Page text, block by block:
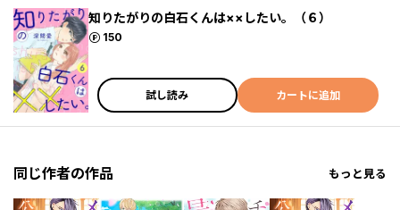
知りたがりの白石くんは××したい。（６）
150
ポイント
試し読み カートに追加
同じ作者の作品 もっと見る